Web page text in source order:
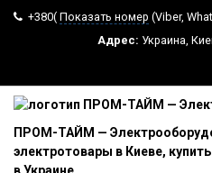
+380( Показать номер (Viber,
Адрес: Украина,
ПРОМ-ТАЙМ —
электротовары в Киеве,